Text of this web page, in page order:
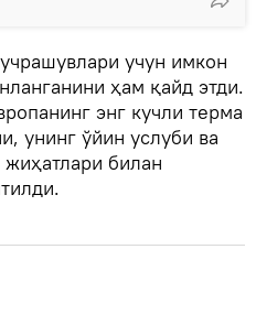
учун имкон
ҳам қайд этди.
энг кучли терма
унинг ўйин услуби ва
билан